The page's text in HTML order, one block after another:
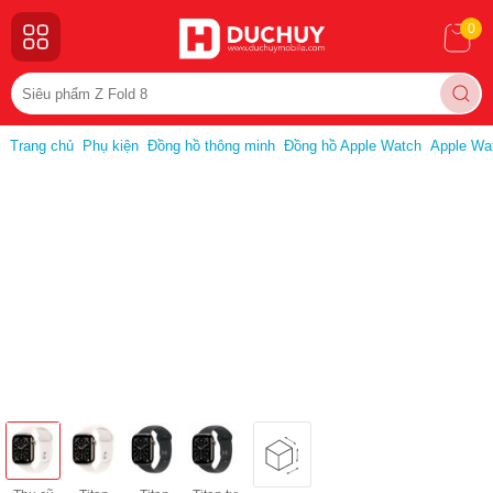
0
Trang chủ Phụ kiện Đồng hồ thông minh Đồng hồ Apple Watch Apple